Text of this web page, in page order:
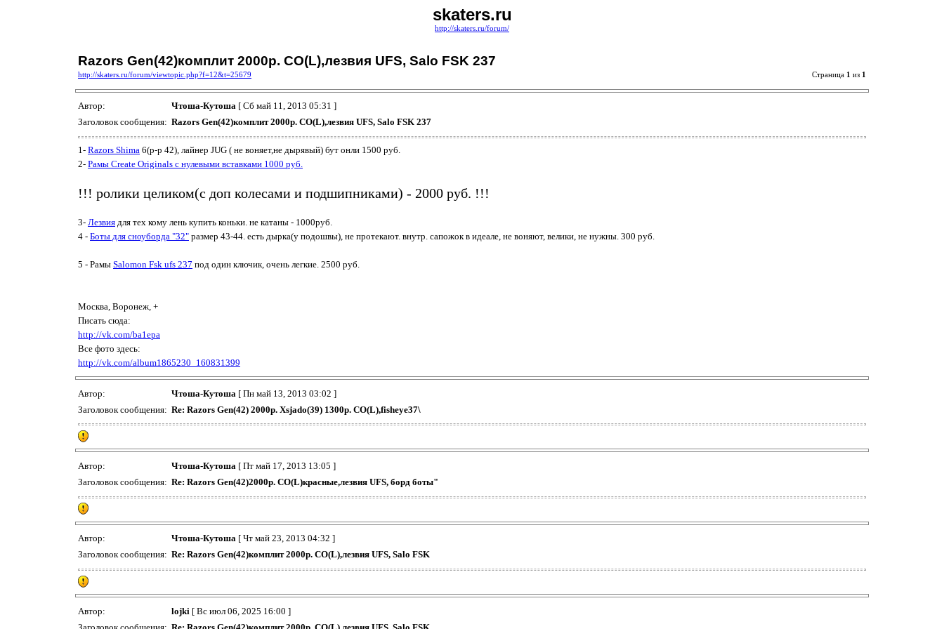
skaters.ru
http://skaters.ru/forum/
Razors Gen(42)комплит 2000р. CO(L),лезвия UFS, Salo FSK 237
http://skaters.ru/forum/viewtopic.php?f=12&t=25679 Страница 1 из 1
Автор: Чтоша-Кутоша [ Сб май 11, 2013 05:31 ]
Заголовок сообщения: Razors Gen(42)комплит 2000р. CO(L),лезвия UFS, Salo FSK 237
1- Razors Shima 6(р-р 42), лайнер JUG ( не воняет,не дырявый) бут онли 1500 руб.
2- Рамы Create Originals с нулевыми вставками 1000 руб.
!!! ролики целиком(с доп колесами и подшипниками) - 2000 руб. !!!
3- Лезвия для тех кому лень купить коньки. не катаны - 1000руб.
4 - Боты для сноуборда "32" размер 43-44. есть дырка(у подошвы), не протекают. внутр. сапожок в идеале, не воняют, велики, не нужны. 300 руб.
5 - Рамы Salomon Fsk ufs 237 под один ключик, очень легкие. 2500 руб.
Москва, Воронеж, +
Писать сюда:
http://vk.com/ba1epa
Все фото здесь:
http://vk.com/album1865230_160831399
Автор: Чтоша-Кутоша [ Пн май 13, 2013 03:02 ]
Заголовок сообщения: Re: Razors Gen(42) 2000р. Xsjado(39) 1300р. CO(L),fisheye37\
Автор: Чтоша-Кутоша [ Пт май 17, 2013 13:05 ]
Заголовок сообщения: Re: Razors Gen(42)2000р. CO(L)красные,лезвия UFS, борд боты"
Автор: Чтоша-Кутоша [ Чт май 23, 2013 04:32 ]
Заголовок сообщения: Re: Razors Gen(42)комплит 2000р. CO(L),лезвия UFS, Salo FSK
Автор: lojki [ Вс июл 06, 2025 16:00 ]